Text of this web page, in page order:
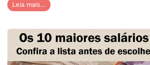
Leia mais…